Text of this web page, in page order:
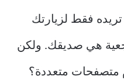
فقط لزيارتك
هي صديقك. ولكن
متصفحات متعددة؟